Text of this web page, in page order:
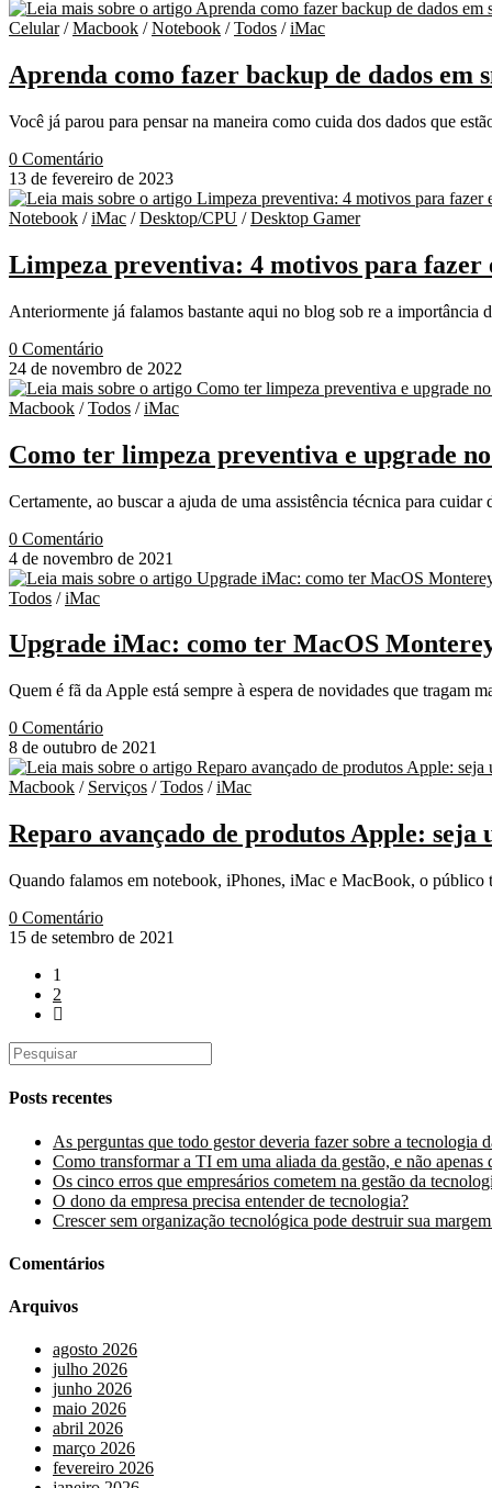
Celular/Macbook /Notebook /Todos /iMac
Aprenda como fazer backup de dados em
Você já parou para pensar na maneira como cuida dos dados que
0 Comentário
13 de fevereiro de 2023
Notebook /iMac /Desktop/CPU /Desktop Gamer
Limpeza preventiva: 4 motivos para fazer
Anteriormente já falamos bastante aqui no blog sob re a importância
0 Comentário
24 de novembro de 2022
Macbook /Todos /iMac
Como ter limpeza preventiva e upgrade
Certamente, ao buscar a ajuda de uma assistência técnica para
0 Comentário
4 de novembro de 2021
Todos /iMac
Upgrade iMac: como ter MacOS
Quem é fã da Apple está sempre à espera de novidades que
0 Comentário
8 de outubro de 2021
Macbook / Serviços /Todos /iMac
Reparo avançado de produtos Apple:
Quando falamos em notebook, iPhones, iMac e MacBook, o público
0 Comentário
15 de setembro de 2021
1
2
Posts recentes
As perguntas que todo gestor deveria fazer sobre a tecnologia
Como transformar a TI em uma aliada da gestão, e não apenas
Os cinco erros que empresários cometem na gestão da
O dono da empresa precisa entender de tecnologia?
Crescer sem organização tecnológica pode destruir sua
Comentários
Arquivos
agosto 2026
julho 2026
junho 2026
maio 2026
abril 2026
março 2026
fevereiro 2026